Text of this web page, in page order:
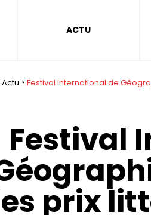
ACTU
Actu > Festival International de
Festival
prix